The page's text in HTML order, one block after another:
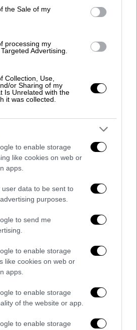
the Sale of my
processing my
Advertising.
Collection, Use,
or Sharing of my
Is Unrelated with the
it was collected.
to enable storage
like cookies on web or
apps.
user data to be sent to
purposes.
to send me
to enable storage
like cookies on web or
apps.
to enable storage
of the website or app.
to enable storage
το μεγαλύτερο παιδί της
από τη σχέση της με τον
Keough)
Έλβις Πρίσλεϊ πέθανε
ηλικία 54 ετών μετά από
η διαθήκη που
ενός δικαστικού
ηθοποιού με την Πρισίλα
της και οι
σε τεντωμένο
για να πεθάνει»
την τρίτη του
βλέμματα στα «παζάρια»